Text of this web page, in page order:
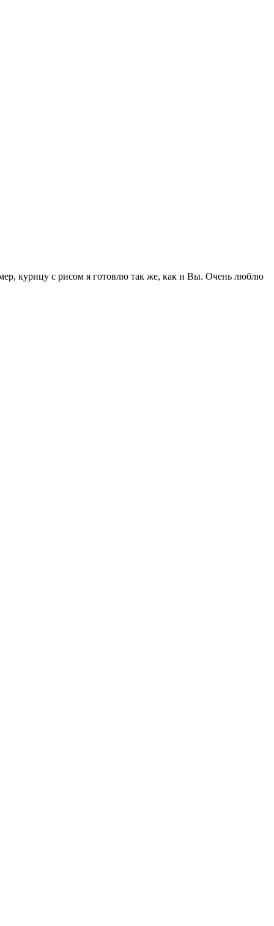
курицу с рисом я готовлю так же, как и Вы. Очень люблю